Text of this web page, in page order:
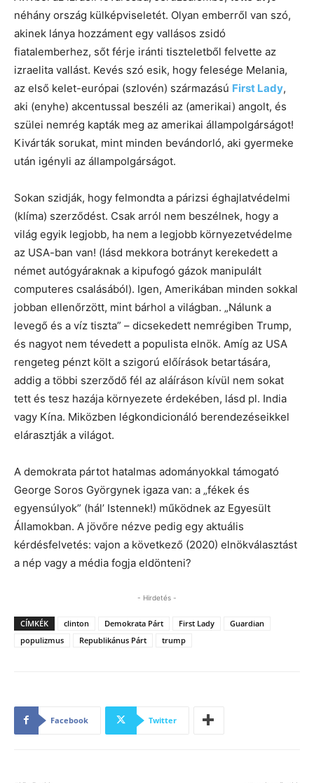
néhány ország külképviseletét. Olyan emberről van szó,
akinek lánya hozzáment egy vallásos zsidó
fiatalemberhez, sőt férje iránti tiszteletből felvette az
izraelita vallást. Kevés szó esik, hogy felesége Melania,
az első kelet-európai (szlovén) származású First Lady,
aki (enyhe) akcentussal beszéli az (amerikai) angolt, és
szülei nemrég kapták meg az amerikai állampolgárságot!
Kivárták sorukat, mint minden bevándorló, aki gyermeke
után igényli az állampolgárságot.
Sokan szidják, hogy felmondta a párizsi éghajlatvédelmi
(klíma) szerződést. Csak arról nem beszélnek, hogy a
világ egyik legjobb, ha nem a legjobb környezetvédelme
az USA-ban van! (lásd mekkora botrányt kerekedett a
német autógyáraknak a kipufogó gázok manipulált
computeres csalásából). Igen, Amerikában minden sokkal
jobban ellenőrzött, mint bárhol a világban. „Nálunk a
levegő és a víz tiszta” – dicsekedett nemrégiben Trump,
és nagyot nem tévedett a populista elnök. Amíg az USA
rengeteg pénzt költ a szigorú előírások betartására,
addig a többi szerződő fél az aláíráson kívül nem sokat
tett és tesz hazája környezete érdekében, lásd pl. India
vagy Kína. Miközben légkondicionáló berendezéseikkel
elárasztják a világot.
A demokrata pártot hatalmas adományokkal támogató
George Soros Györgynek igaza van: a „fékek és
egyensúlyok” (hál’ Istennek!) működnek az Egyesült
Államokban. A jövőre nézve pedig egy aktuális
kérdésfelvetés: vajon a következő (2020) elnökválasztást
a nép vagy a média fogja eldönteni?
- Hirdetés -
CÍMKÉK clinton Demokrata Párt First Lady
Guardian
populizmus
Republikánus Párt trump
Facebook Twitter